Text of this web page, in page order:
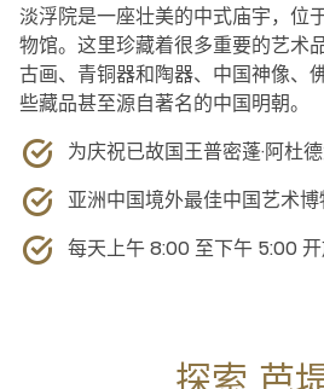
淡浮院是一座壮美的中式庙宇，位
物馆。这里珍藏着很多重要的艺术
古画、青铜器和陶器、中国神像、
些藏品甚至源自著名的中国明朝。
为庆祝已故国王普密蓬·阿杜
亚洲中国境外最佳中国艺术
每天上午 8:00 至下午 5:00